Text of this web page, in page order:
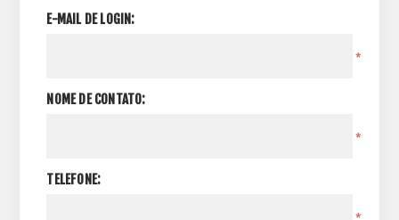
E-MAIL DE LOGIN:
*
NOME DE CONTATO:
*
TELEFONE: